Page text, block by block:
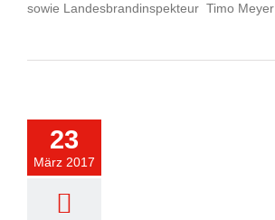
sowie Landesbrandinspekteur Timo Meyer
23
März 2017